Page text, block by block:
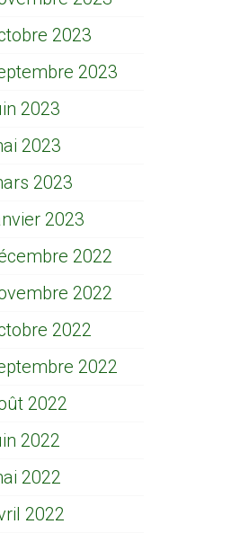
2023
2023
2023
2023
2023
2023
2022
2022
2022
2022
2022
2022
2022
2022